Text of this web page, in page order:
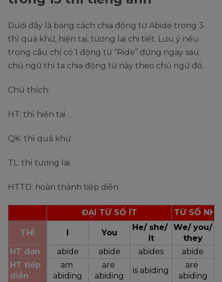
Dưới đây là bảng cách chia động từ Abide trong 3
thì quá khứ, hiện tại, tương lai chi tiết. Lưu ý nếu
trong câu chỉ có 1 động từ “Ride” đứng ngay sau
chủ ngữ thì ta chia động từ này theo chủ ngữ đó.
Chú thích:
HT: thì hiện tại
QK: thì quá khứ
TL: thì tương lai
HTTD: hoàn thành tiếp diễn
ĐẠI TỪ SỐ ÍT ĐẠI TỪ SỐ
THÌ I You
He/ she/
it
We/ you/
they
HT đơn
abide abide abides
abide
HT tiếp
diễn
am
abiding
are
abiding
is abiding
are
abiding